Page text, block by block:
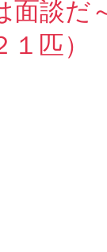
面談だ
１匹）